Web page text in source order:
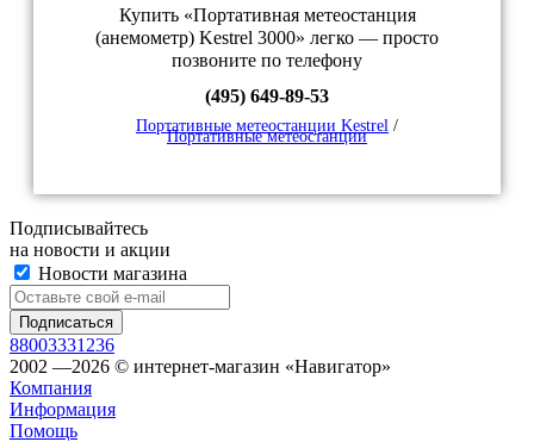
Купить «Портативная метеостанция
(анемометр) Kestrel 3000» легко — просто
позвоните по телефону
(495) 649-89-53
Портативные метеостанции Kestrel /
Портативные метеостанции
Подписывайтесь
на новости и акции
Новости магазина
88003331236
2002 —2026 © интернет-магазин «Навигатор»
Компания
Информация
Помощь